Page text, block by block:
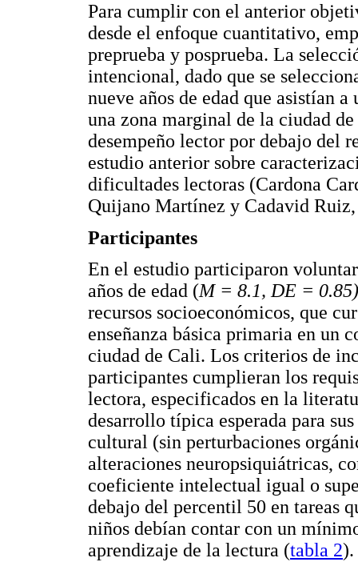
Para cumplir con el anterior
desde el enfoque cuantitativo,
preprueba y posprueba. La
intencional, dado que se
nueve años de edad que asistían
una zona marginal de la ciudad
desempeño lector por debajo del
estudio anterior sobre
dificultades lectoras (Cardona
Quijano Martínez y Cadavid
Participantes
En el estudio participaron
años de edad (M = 8.1, DE =
recursos socioeconómicos, que
enseñanza básica primaria en un
ciudad de Cali. Los criterios de
participantes cumplieran los
lectora, especificados en la
desarrollo típica esperada para
cultural (sin perturbaciones
alteraciones neuropsiquiátricas,
coeficiente intelectual igual o
debajo del percentil 50 en tareas
niños debían contar con un
aprendizaje de la lectura (tabla 2).